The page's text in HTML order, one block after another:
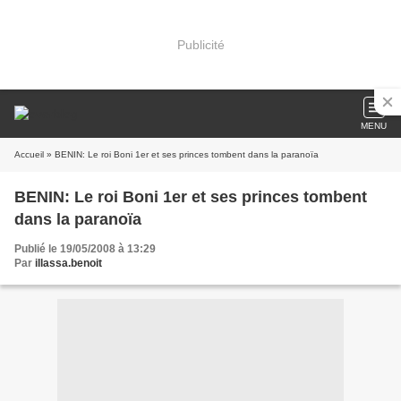
Publicité
MENU
Accueil » BENIN: Le roi Boni 1er et ses princes tombent dans la paranoïa
BENIN: Le roi Boni 1er et ses princes tombent
dans la paranoïa
Publié le 19/05/2008 à 13:29
Par illassa.benoit